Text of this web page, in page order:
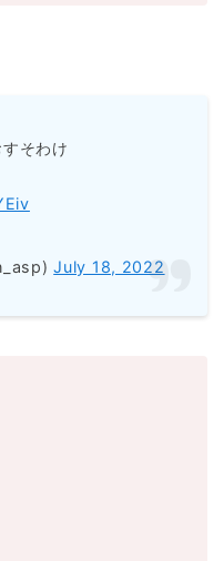
そわけ
July 18, 2022